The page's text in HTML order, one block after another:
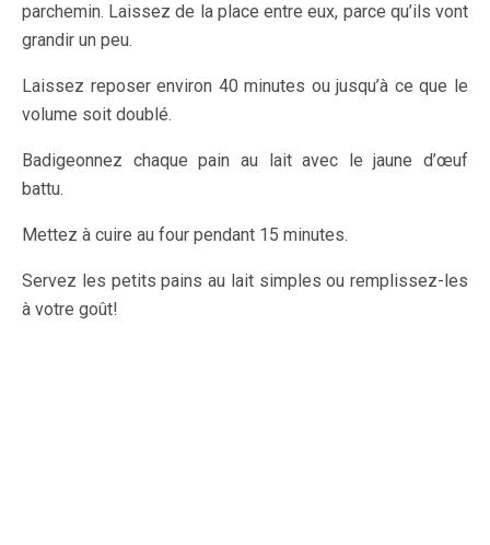
parchemin. Laissez de la place entre eux, parce qu’ils vont
grandir un peu.
Laissez reposer environ 40 minutes ou jusqu’à ce que le
volume soit doublé.
Badigeonnez chaque pain au lait avec le jaune d’œuf
battu.
Mettez à cuire au four pendant 15 minutes.
Servez les petits pains au lait simples ou remplissez-les
à votre goût!